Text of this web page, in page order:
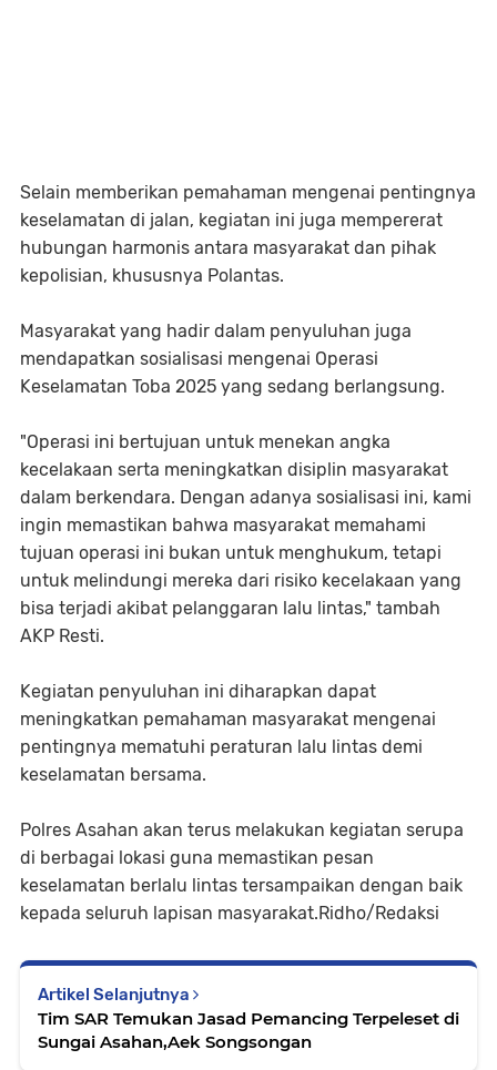
Selain memberikan pemahaman mengenai pentingnya
keselamatan di jalan, kegiatan ini juga mempererat
hubungan harmonis antara masyarakat dan pihak
kepolisian, khususnya Polantas.
Masyarakat yang hadir dalam penyuluhan juga
mendapatkan sosialisasi mengenai Operasi
Keselamatan Toba 2025 yang sedang berlangsung.
"Operasi ini bertujuan untuk menekan angka
kecelakaan serta meningkatkan disiplin masyarakat
dalam berkendara. Dengan adanya sosialisasi ini, kami
ingin memastikan bahwa masyarakat memahami
tujuan operasi ini bukan untuk menghukum, tetapi
untuk melindungi mereka dari risiko kecelakaan yang
bisa terjadi akibat pelanggaran lalu lintas," tambah
AKP Resti.
Kegiatan penyuluhan ini diharapkan dapat
meningkatkan pemahaman masyarakat mengenai
pentingnya mematuhi peraturan lalu lintas demi
keselamatan bersama.
Polres Asahan akan terus melakukan kegiatan serupa
di berbagai lokasi guna memastikan pesan
keselamatan berlalu lintas tersampaikan dengan baik
kepada seluruh lapisan masyarakat.Ridho/Redaksi
Artikel Selanjutnya
Tim SAR Temukan Jasad Pemancing Terpeleset di
Sungai Asahan,Aek Songsongan